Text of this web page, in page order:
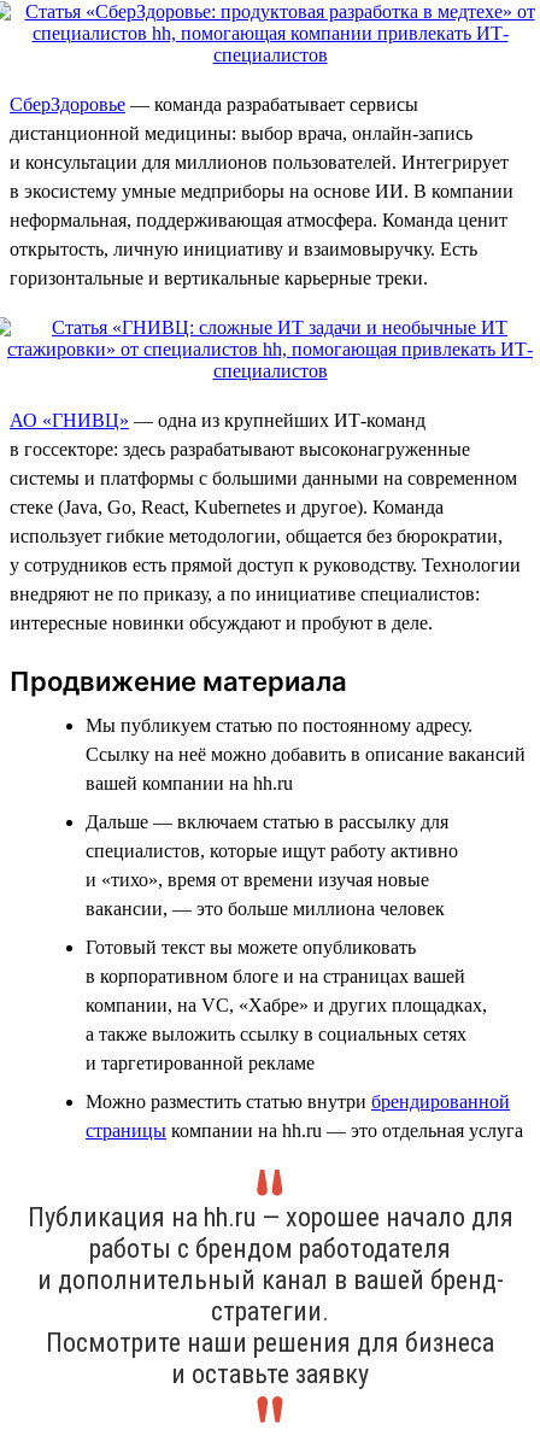
СберЗдоровье — команда разрабатывает сервисы
дистанционной медицины: выбор врача, онлайн-запись
и консультации для миллионов пользователей. Интегрирует
в экосистему умные медприборы на основе ИИ. В компании
неформальная, поддерживающая атмосфера. Команда ценит
открытость, личную инициативу и взаимовыручку. Есть
горизонтальные и вертикальные карьерные треки.
АО «ГНИВЦ» — одна из крупнейших ИТ-команд
в госсекторе: здесь разрабатывают высоконагруженные
системы и платформы с большими данными на современном
стеке (Java, Go, React, Kubernetes и другое). Команда
использует гибкие методологии, общается без бюрократии,
у сотрудников есть прямой доступ к руководству. Технологии
внедряют не по приказу, а по инициативе специалистов:
интересные новинки обсуждают и пробуют в деле.
Продвижение материала
Мы публикуем статью по постоянному адресу.
Ссылку на неё можно добавить в описание вакансий
вашей компании на hh.ru
Дальше — включаем статью в рассылку для
специалистов, которые ищут работу активно
и «тихо», время от времени изучая новые
вакансии, — это больше миллиона человек
Готовый текст вы можете опубликовать
в корпоративном блоге и на страницах вашей
компании, на VC, «Хабре» и других площадках,
а также выложить ссылку в социальных сетях
и таргетированной рекламе
Можно разместить статью внутри брендированной
страницы компании на hh.ru — это отдельная услуга
Публикация на hh.ru — хорошее начало для
работы с брендом работодателя
и дополнительный канал в вашей бренд-
стратегии.
Посмотрите наши решения для бизнеса
и оставьте заявку